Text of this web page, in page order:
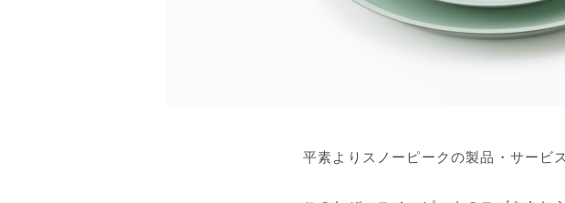
平素よりスノーピークの製品・サービ